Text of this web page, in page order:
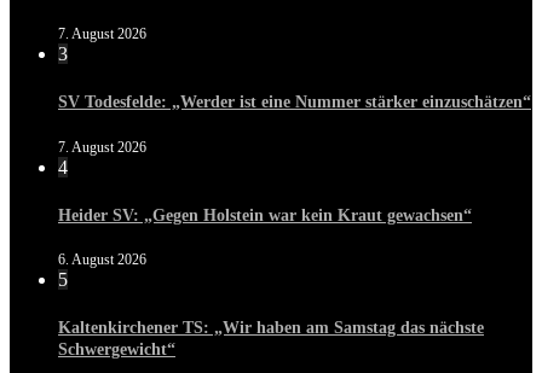
7. August 2026
3
SV Todesfelde: „Werder ist eine Nummer stärker einzuschätzen“
7. August 2026
4
Heider SV: „Gegen Holstein war kein Kraut gewachsen“
6. August 2026
5
Kaltenkirchener TS: „Wir haben am Samstag das nächste
Schwergewicht“